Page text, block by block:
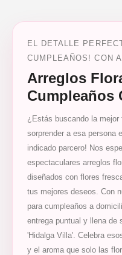
EL DETALLE
CUMPLEAÑOS! CON
Arreglos
Cumpleaños
¿Estás buscando la
sorprender a esa persona
indicado parcero! Nos
espectaculares arreglos
diseñados con flores
tus mejores deseos. Con
para cumpleaños a
entrega puntual y llena de
'Hidalga Villa'. Celebra
y el aroma que solo las